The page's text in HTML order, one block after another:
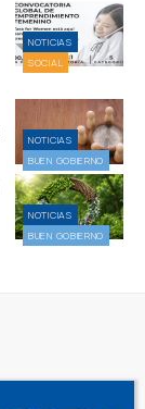
NOTICIAS
SOCIAL
NOTICIAS
BUEN GOBIERNO
NOTICIAS
BUEN GOBIERNO